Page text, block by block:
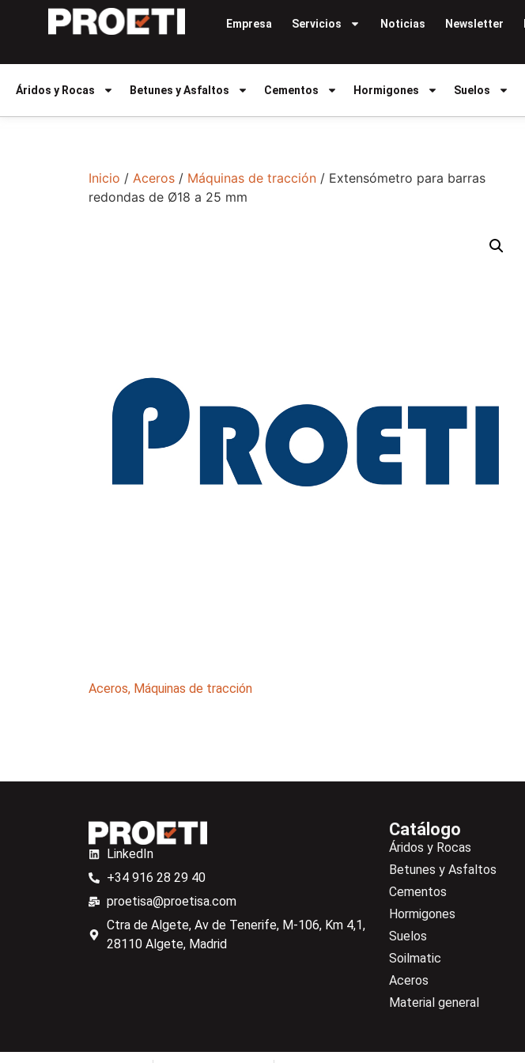
Empresa Servicios Noticias Newsletter
Áridos y Rocas Betunes y Asfaltos Cementos Hormigones Suelos
Inicio / Aceros / Máquinas de tracción / Extensómetro para barras
redondas de Ø18 a 25 mm
Aceros, Máquinas de tracción
LinkedIn
+34 916 28 29 40
proetisa@proetisa.com
Ctra de Algete, Av de Tenerife, M-106, Km 4,1,
28110 Algete, Madrid
Catálogo
Áridos y Rocas
Betunes y Asfaltos
Cementos
Hormigones
Suelos
Soilmatic
Aceros
Material general